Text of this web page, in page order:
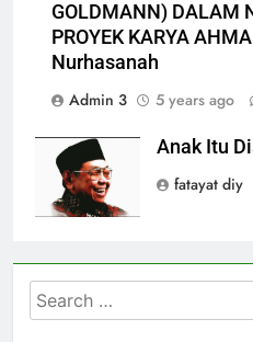
GOLDMANN) DALAM
PROYEK KARYA
Nurhasanah
Admin 3
5 years ago
Anak Itu
fatayat diy
Search
for: